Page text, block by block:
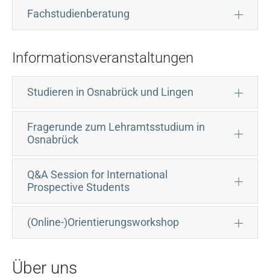
Fachstudienberatung
Informationsveranstaltungen
Studieren in Osnabrück und Lingen
Fragerunde zum Lehramtsstudium in
Osnabrück
Q&A Session for International
Prospective Students
(Online-)Orientierungsworkshop
Über uns